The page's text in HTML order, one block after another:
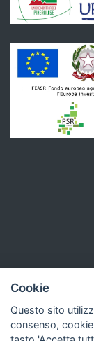
di proprietà
ad Alta
Cookie
Questo sito
consenso,